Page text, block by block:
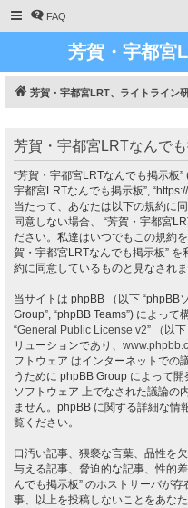
FAQ
芳賀・宇都宮
芳賀・宇都宮LRT、ライトライン
芳賀・宇都宮LRTなんで
“芳賀・宇都宮LRTなんでも掲示板” (
宇都宮LRTなんでも掲示板”,
当たって、あなたは以下の規約に
同意しない場合、 “芳賀・宇都宮
ださい。私達はいつでもこの規約
賀・宇都宮LRTなんでも掲示板”
約に同意しているものと見なされま
当サイトは phpBB （以下 “phpBB
Group”, “phpBB Teams”) によっ
“General Public License v2” （以
リューションであり、
フトウェア はインターネットでの
うために phpBB Group によって
ソフトウェア 上でなされた議論の
ません。phpBB に関する詳細な情
覧ください。
口汚い記事、猥褻な言葉、品性を
与える記事、脅迫的な記事、性的
んでも掲示板” のホストサーバが
事、以上を投稿しないことをあな